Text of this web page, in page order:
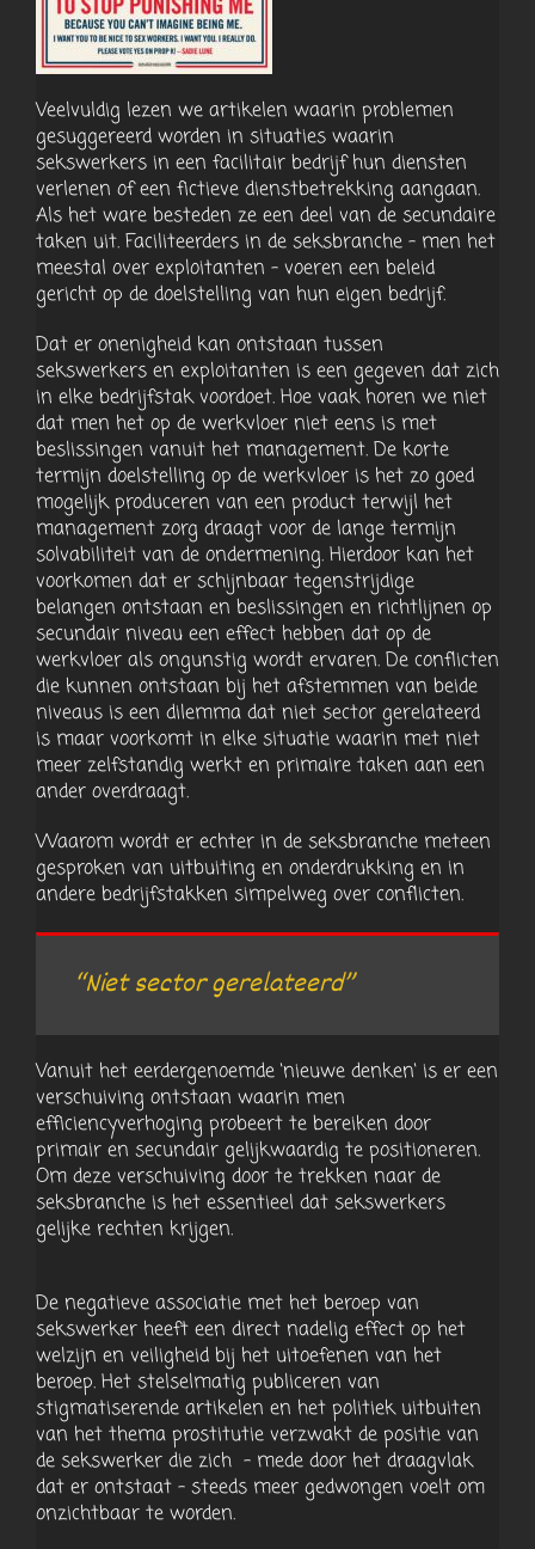
Veelvuldig lezen we artikelen waarin problemen
gesuggereerd worden in situaties waarin
sekswerkers in een facilitair bedrijf hun diensten
verlenen of een fictieve dienstbetrekking aangaan.
Als het ware besteden ze een deel van de secundaire
taken uit. Faciliteerders in de seksbranche – men het
meestal over exploitanten – voeren een beleid
gericht op de doelstelling van hun eigen bedrijf.
Dat er onenigheid kan ontstaan tussen
sekswerkers en exploitanten is een gegeven dat zich
in elke bedrijfstak voordoet. Hoe vaak horen we niet
dat men het op de werkvloer niet eens is met
beslissingen vanuit het management. De korte
termijn doelstelling op de werkvloer is het zo goed
mogelijk produceren van een product terwijl het
management zorg draagt voor de lange termijn
solvabiliteit van de ondermening. Hierdoor kan het
voorkomen dat er schijnbaar tegenstrijdige
belangen ontstaan en beslissingen en richtlijnen op
secundair niveau een effect hebben dat op de
werkvloer als ongunstig wordt ervaren. De conflicten
die kunnen ontstaan bij het afstemmen van beide
niveaus is een dilemma dat niet sector gerelateerd
is maar voorkomt in elke situatie waarin met niet
meer zelfstandig werkt en primaire taken aan een
ander overdraagt.
Waarom wordt er echter in de seksbranche meteen
gesproken van uitbuiting en onderdrukking en in
andere bedrijfstakken simpelweg over conflicten.
“Niet sector gerelateerd”
Vanuit het eerdergenoemde ‘nieuwe denken‘ is er een
verschuiving ontstaan waarin men
efficiencyverhoging probeert te bereiken door
primair en secundair gelijkwaardig te positioneren.
Om deze verschuiving door te trekken naar de
seksbranche is het essentieel dat sekswerkers
gelijke rechten krijgen.
De negatieve associatie met het beroep van
sekswerker heeft een direct nadelig effect op het
welzijn en veiligheid bij het uitoefenen van het
beroep. Het stelselmatig publiceren van
stigmatiserende artikelen en het politiek uitbuiten
van het thema prostitutie verzwakt de positie van
de sekswerker die zich – mede door het draagvlak
dat er ontstaat – steeds meer gedwongen voelt om
onzichtbaar te worden.